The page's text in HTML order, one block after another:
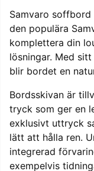
Samvaro
den populära
komplettera din
lösningar. Med
blir bordet en
Bordsskivan är
tryck som ger en
exklusivt uttryck
lätt att hålla ren.
integrerad
exempelvis